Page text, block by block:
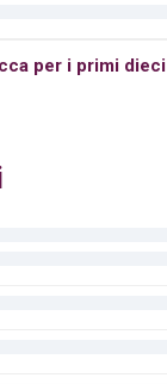
per i primi dieci